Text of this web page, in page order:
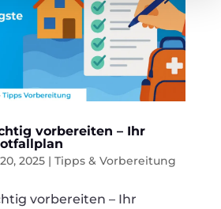
vorbereiten – Ihr
2025| Tipps & Vorbereitung
vorbereiten – Ihr